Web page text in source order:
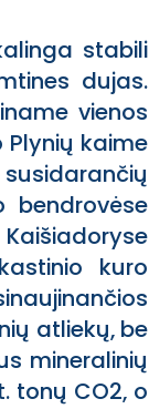
stabili
dujas.
vienos
kaime
kuro
atliekų, be
mineralinių
tonų CO2, o